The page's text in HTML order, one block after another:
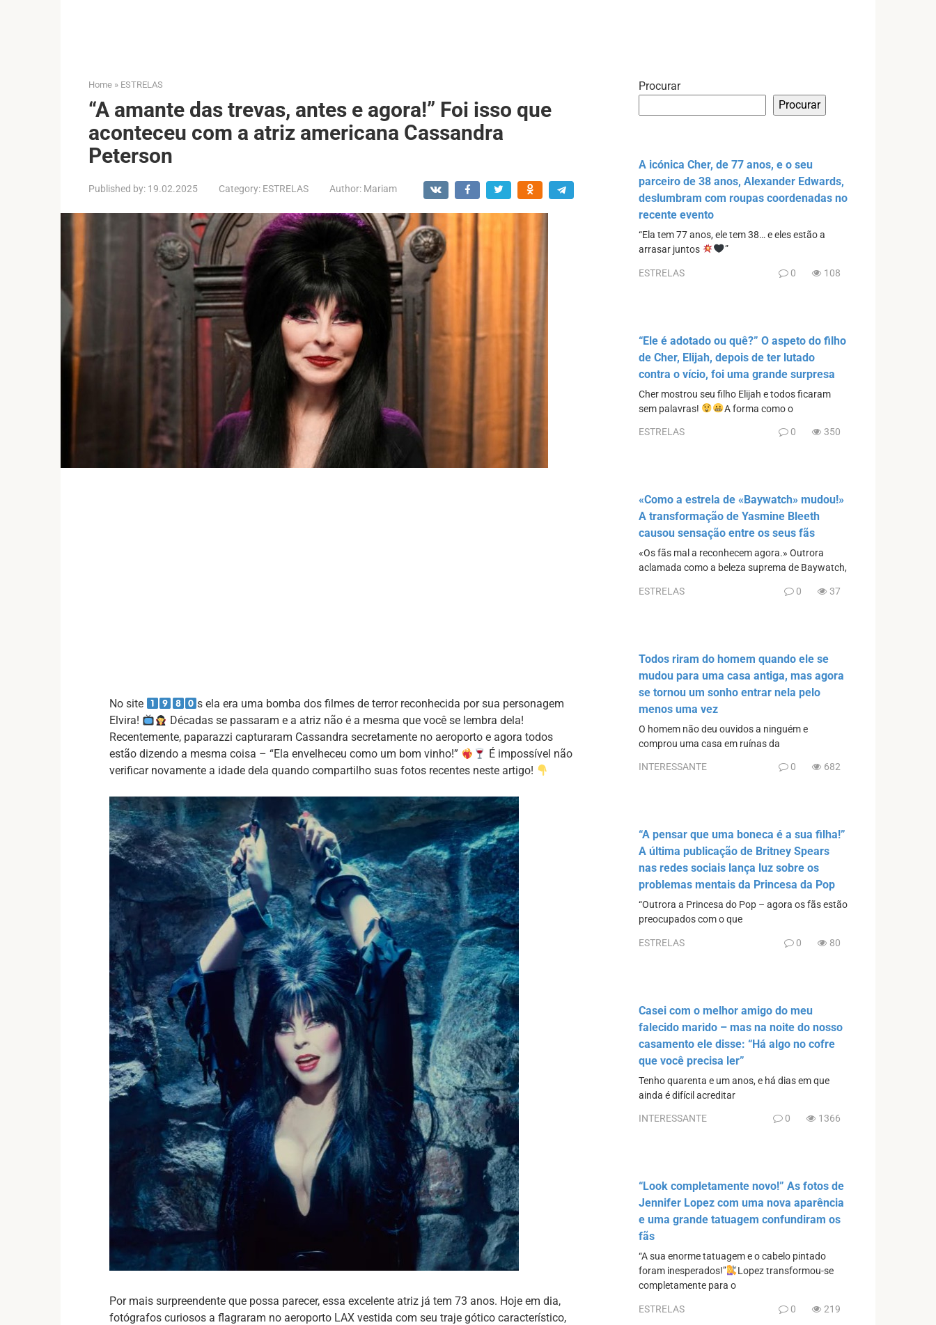
Home » ESTRELAS
“A amante das trevas, antes e agora!” Foi isso que
aconteceu com a atriz americana Cassandra
Peterson
Published by: 19.02.2025 Category: ESTRELAS Author: Mariam
No site
s ela era uma bomba dos filmes de terror reconhecida por sua personagem
Elvira!
Décadas se passaram e a atriz não é a mesma que você se lembra dela!
Recentemente, paparazzi capturaram Cassandra secretamente no aeroporto e agora todos
estão dizendo a mesma coisa – “Ela envelheceu como um bom vinho!”
É impossível não
verificar novamente a idade dela quando compartilho suas fotos recentes neste artigo!
Por mais surpreendente que possa parecer, essa excelente atriz já tem 73 anos. Hoje em dia,
fotógrafos curiosos a flagraram no aeroporto LAX vestida com seu traje gótico característico,
Procurar
Procurar
A icónica Cher, de 77 anos, e o seu
parceiro de 38 anos, Alexander Edwards,
deslumbram com roupas coordenadas no
recente evento
“Ela tem 77 anos, ele tem 38… e eles estão a
arrasar juntos
”
ESTRELAS 0 108
“Ele é adotado ou quê?” O aspeto do filho
de Cher, Elijah, depois de ter lutado
contra o vício, foi uma grande surpresa
Cher mostrou seu filho Elijah e todos ficaram
sem palavras!
A forma como o
ESTRELAS 0 350
«Como a estrela de «Baywatch» mudou!»
A transformação de Yasmine Bleeth
causou sensação entre os seus fãs
«Os fãs mal a reconhecem agora.» Outrora
aclamada como a beleza suprema de Baywatch,
ESTRELAS 0 37
Todos riram do homem quando ele se
mudou para uma casa antiga, mas agora
se tornou um sonho entrar nela pelo
menos uma vez
O homem não deu ouvidos a ninguém e
comprou uma casa em ruínas da
INTERESSANTE 0 682
“A pensar que uma boneca é a sua filha!”
A última publicação de Britney Spears
nas redes sociais lança luz sobre os
problemas mentais da Princesa da Pop
“Outrora a Princesa do Pop – agora os fãs estão
preocupados com o que
ESTRELAS 0 80
Casei com o melhor amigo do meu
falecido marido – mas na noite do nosso
casamento ele disse: “Há algo no cofre
que você precisa ler”
Tenho quarenta e um anos, e há dias em que
ainda é difícil acreditar
INTERESSANTE 0 1366
“Look completamente novo!” As fotos de
Jennifer Lopez com uma nova aparência
e uma grande tatuagem confundiram os
fãs
“A sua enorme tatuagem e o cabelo pintado
foram inesperados!”
Lopez transformou-se
completamente para o
ESTRELAS 0 219